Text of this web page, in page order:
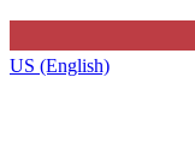
US (English)